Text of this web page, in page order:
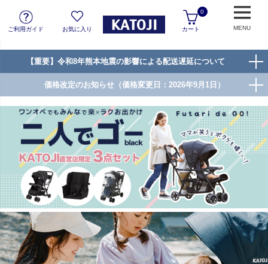
ご利用ガイド お気に入り カート
0
MENU
【重要】令和8年熊本地震の影響による配送遅延について
価格改定のお知らせ（価格変更日：2026年9月1日）